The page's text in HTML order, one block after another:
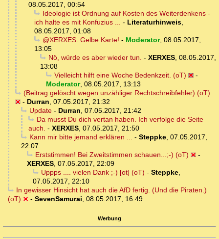
08.05.2017, 00:54
Ideologie ist Ordnung auf Kosten des Weiterdenkens -
ich halte es mit Konfuzius ... - Literaturhinweis,
08.05.2017, 01:08
@XERXES: Gelbe Karte! - Moderator, 08.05.2017,
13:05
Nö, würde es aber wieder tun. - XERXES, 08.05.2017,
13:08
Vielleicht hilft eine Woche Bedenkzeit. (oT)
-
Moderator, 08.05.2017, 13:13
(Beitrag gelöscht wegen unzähliger Rechtschreibfehler) (oT)
- Durran, 07.05.2017, 21:32
Update- Durran, 07.05.2017, 21:42
Da musst Du dich vertan haben. Ich verfolge die Seite
auch. - XERXES, 07.05.2017, 21:50
Kann mir bitte jemand erklären ... - Steppke, 07.05.2017,
22:07
Erststimmen! Bei Zweitstimmen schauen...;-) (oT)
-
XERXES, 07.05.2017, 22:09
Uppps .... vielen Dank ;-) [ot] (oT) - Steppke,
07.05.2017, 22:10
In gewisser Hinsicht hat auch die AfD fertig. (Und die Piraten.)
(oT)
- SevenSamurai, 08.05.2017, 16:49
Werbung